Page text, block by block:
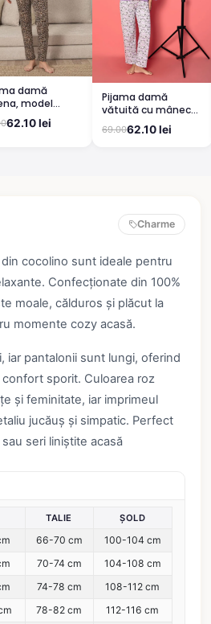
damă
model
mânecă
pantaloni
62.10 lei
Pijama damă
vătuită cu mânecă
lungă și pantaloni
lungi din bumbac,
69.0062.10 lei
Charme
cocolino sunt ideale pentru
Confecționate din 100%
moale, călduros și plăcut la
momente cozy acasă.
iar pantalonii sunt lungi, oferind
sporit. Culoarea roz
și feminitate, iar imprimeul
jucăuș și simpatic. Perfect
seri liniștite acasă
TALIE ȘOLD
66-70 cm
100-104 cm
70-74 cm
104-108 cm
74-78 cm
108-112 cm
78-82 cm 112-116 cm